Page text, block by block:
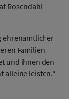
Rosendahl
ehrenamtlicher
Familien,
und ihnen den
alleine leisten.“